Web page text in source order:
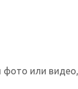
фото или